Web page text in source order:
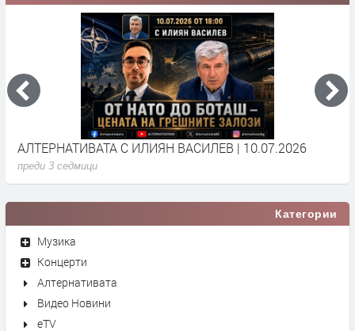
АЛТЕРНАТИВАТА С ИЛИЯН ВАСИЛЕВ | 10.07.2026
преди 3 седмици
Категории
Музика
Концерти
Алтернативата
Видео Новини
eTV